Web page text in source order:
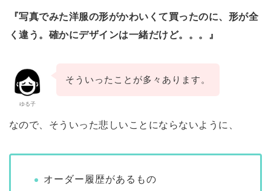
『写真でみた洋服の形がかわいくて買ったのに、形が全
く違う。確かにデザインは一緒だけど。。。』
ゆる子
そういったことが多々あります。
なので、そういった悲しいことにならないように、
オーダー履歴があるもの